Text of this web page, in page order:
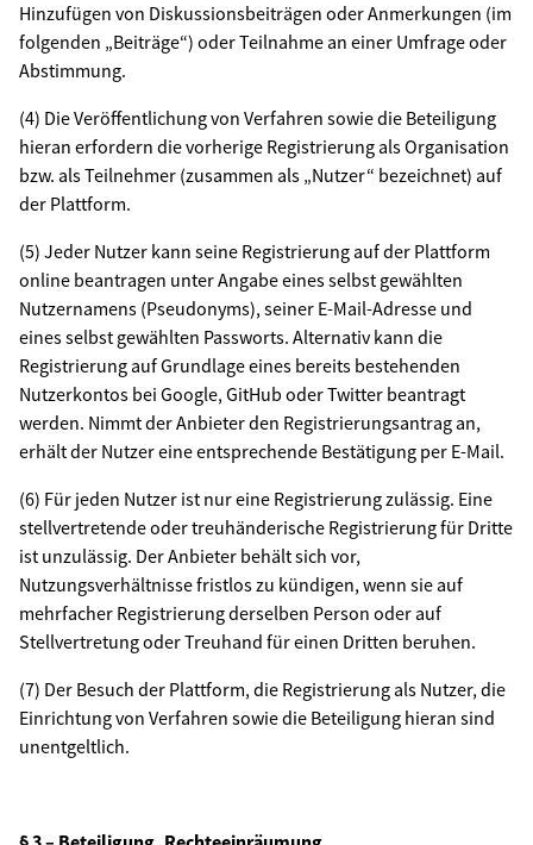
Hinzufügen von Diskussionsbeiträgen oder Anmerkungen (im
folgenden „Beiträge“) oder Teilnahme an einer Umfrage oder
Abstimmung.
(4) Die Veröffentlichung von Verfahren sowie die Beteiligung
hieran erfordern die vorherige Registrierung als Organisation
bzw. als Teilnehmer (zusammen als „Nutzer“ bezeichnet) auf
der Plattform.
(5) Jeder Nutzer kann seine Registrierung auf der Plattform
online beantragen unter Angabe eines selbst gewählten
Nutzernamens (Pseudonyms), seiner E-Mail-Adresse und
eines selbst gewählten Passworts. Alternativ kann die
Registrierung auf Grundlage eines bereits bestehenden
Nutzerkontos bei Google, GitHub oder Twitter beantragt
werden. Nimmt der Anbieter den Registrierungsantrag an,
erhält der Nutzer eine entsprechende Bestätigung per E-Mail.
(6) Für jeden Nutzer ist nur eine Registrierung zulässig. Eine
stellvertretende oder treuhänderische Registrierung für Dritte
ist unzulässig. Der Anbieter behält sich vor,
Nutzungsverhältnisse fristlos zu kündigen, wenn sie auf
mehrfacher Registrierung derselben Person oder auf
Stellvertretung oder Treuhand für einen Dritten beruhen.
(7) Der Besuch der Plattform, die Registrierung als Nutzer, die
Einrichtung von Verfahren sowie die Beteiligung hieran sind
unentgeltlich.